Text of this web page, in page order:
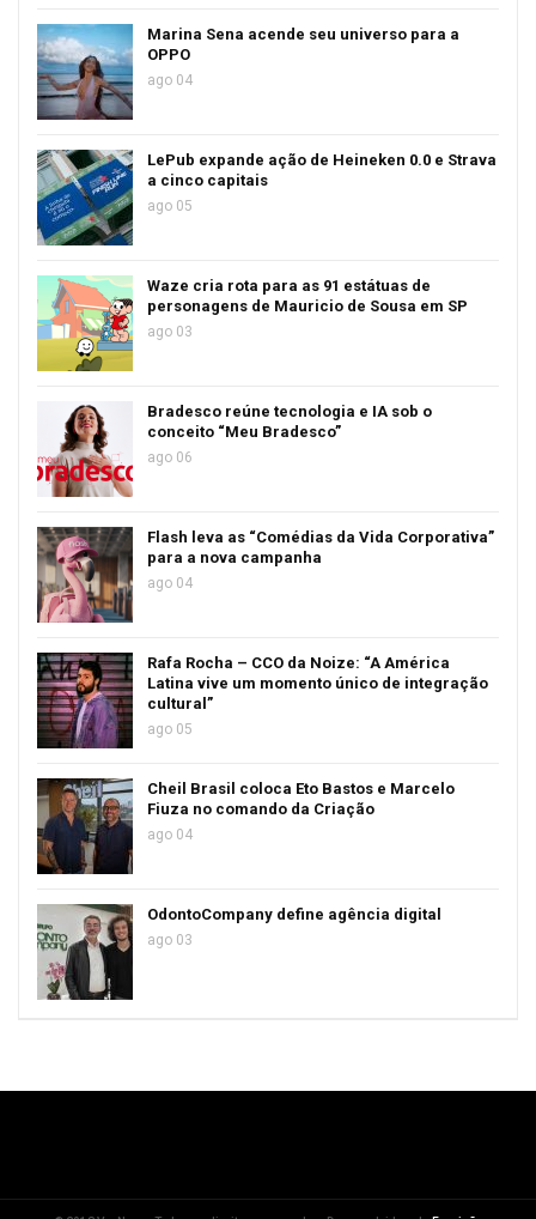
Marina Sena acende seu universo para a
OPPO
ago 04
LePub expande ação de Heineken 0.0 e Strava
a cinco capitais
ago 05
Waze cria rota para as 91 estátuas de
personagens de Mauricio de Sousa em SP
ago 03
Bradesco reúne tecnologia e IA sob o
conceito “Meu Bradesco”
ago 06
Flash leva as “Comédias da Vida Corporativa”
para a nova campanha
ago 04
Rafa Rocha – CCO da Noize: “A América
Latina vive um momento único de integração
cultural”
ago 05
Cheil Brasil coloca Eto Bastos e Marcelo
Fiuza no comando da Criação
ago 04
OdontoCompany define agência digital
ago 03